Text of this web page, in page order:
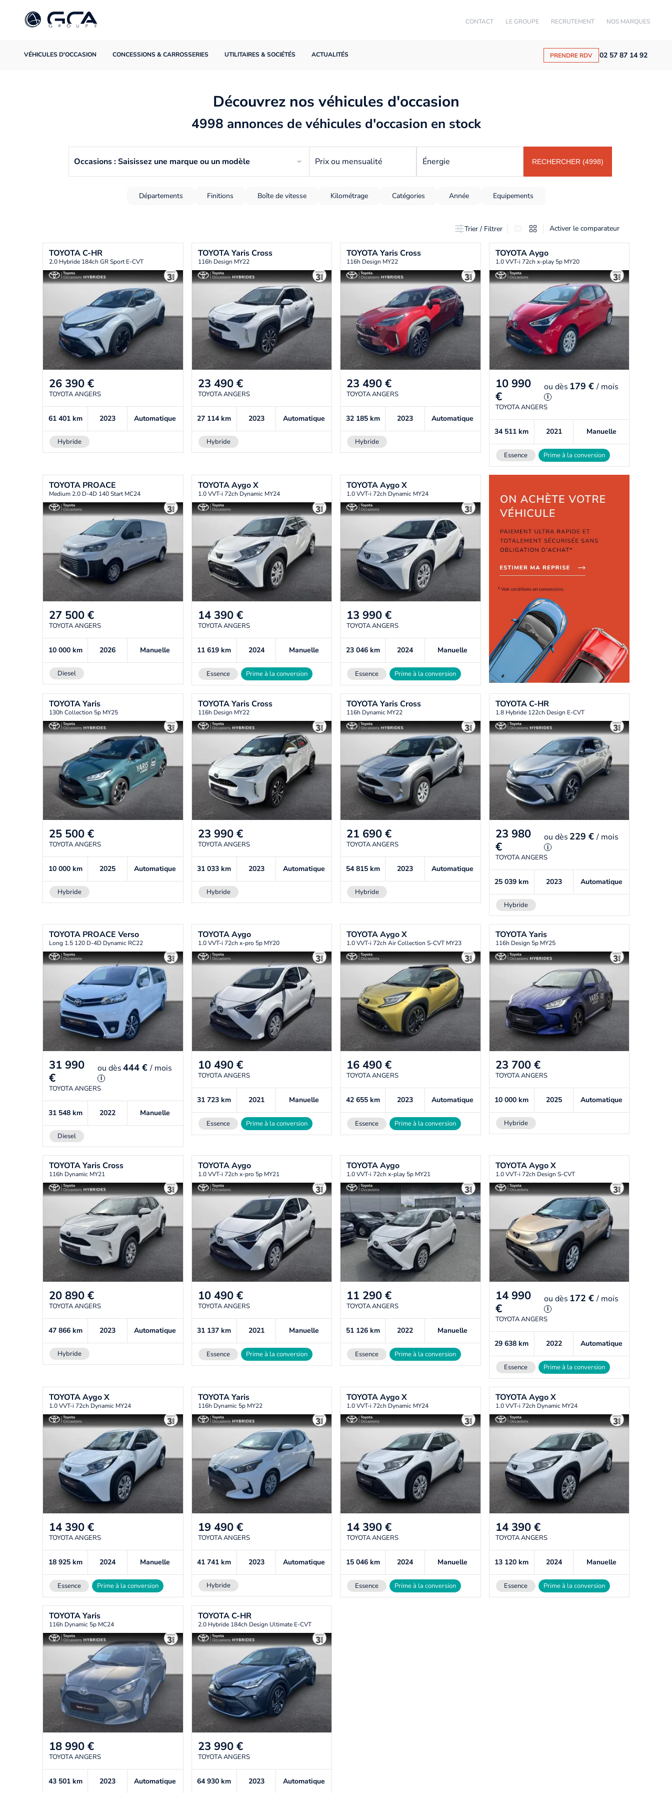
CONTACT LE GROUPE RECRUTEMENT NOS MARQUES
VÉHICULES D'OCCASION CONCESSIONS & CARROSSERIES UTILITAIRES & SOCIÉTÉS ACTUALITÉS PRENDRE RDV 02 57 87 14 92
Découvrez nos véhicules d'occasion
4998 annonces de véhicules d'occasion en stock
Occasions : Saisissez une marque ou un modèle Prix ou mensualité Énergie RECHERCHER (4998)
Départements Finitions Boîte de vitesse Kilométrage Catégories Année Equipements
Trier / Filtrer Activer le comparateur
TOYOTAC-HR
2.0 Hybride 184ch GR Sport E-CVT
26 390 €
TOYOTA ANGERS
61 401 km 2023 Automatique
Hybride
TOYOTAYaris Cross
116h Design MY22
23 490 €
TOYOTA ANGERS
27 114km 2023 Automatique
Hybride
TOYOTAYaris Cross
116h Design MY22
23 490 €
TOYOTA ANGERS
32 185 km 2023 Automatique
Hybride
TOYOTAAygo
1.0 VVT-i 72ch x-play 5p MY20
10 990
€
ou dès 179 € / mois
i
TOYOTA ANGERS
34 511km 2021 Manuelle
Essence Prime à la conversion
TOYOTA PROACE
Medium 2.0 D-4D 140 Start MC24
27 500 €
TOYOTA ANGERS
10 000 km 2026 Manuelle
Diesel
TOYOTAAygo X
1.0 VVT-i 72ch Dynamic MY24
14 390 €
TOYOTA ANGERS
11 619km 2024 Manuelle
Essence Prime à la conversion
TOYOTAAygo X
1.0 VVT-i 72ch Dynamic MY24
13 990 €
TOYOTA ANGERS
23 046 km 2024 Manuelle
Essence Prime à la conversion
TOYOTAYaris
130h Collection 5p MY25
25 500 €
TOYOTA ANGERS
10 000 km 2025 Automatique
Hybride
TOYOTAYaris Cross
116h Design MY22
23 990 €
TOYOTA ANGERS
31 033km 2023 Automatique
Hybride
TOYOTAYaris Cross
116h Dynamic MY22
21 690 €
TOYOTA ANGERS
54 815 km 2023 Automatique
Hybride
TOYOTAC-HR
1.8 Hybride 122ch Design E-CVT
23 980
€
ou dès 229 €/ mois
i
TOYOTA ANGERS
25 039km 2023 Automatique
Hybride
TOYOTA PROACE Verso
Long 1.5 120 D-4D Dynamic RC22
31 990
€
oudès444 €/ mois
i
TOYOTA ANGERS
31 548 km 2022 Manuelle
Diesel
TOYOTAAygo
1.0 VVT-i 72ch x-pro 5p MY20
10 490 €
TOYOTA ANGERS
31 723km 2021 Manuelle
Essence Prime à la conversion
TOYOTAAygo X
1.0 VVT-i 72ch Air Collection S-CVT MY23
16 490 €
TOYOTA ANGERS
42 655 km 2023 Automatique
Essence Prime à la conversion
TOYOTAYaris
116h Design 5p MY25
23 700 €
TOYOTA ANGERS
10 000km 2025 Automatique
Hybride
TOYOTAYaris Cross
116h Dynamic MY21
20 890 €
TOYOTA ANGERS
47 866 km 2023 Automatique
Hybride
TOYOTAAygo
1.0 VVT-i 72ch x-pro 5p MY21
10 490 €
TOYOTA ANGERS
31 137km 2021 Manuelle
Essence Prime à la conversion
TOYOTAAygo
1.0 VVT-i 72ch x-play 5p MY21
11 290 €
TOYOTA ANGERS
51 126 km 2022 Manuelle
Essence Prime à la conversion
TOYOTAAygo X
1.0 VVT-i 72ch Design S-CVT
14 990
€
ou dès 172 €/ mois
i
TOYOTA ANGERS
29 638km 2022 Automatique
Essence Prime à la conversion
TOYOTAAygo X
1.0 VVT-i 72ch Dynamic MY24
14 390 €
TOYOTA ANGERS
18 925 km 2024 Manuelle
Essence Prime à la conversion
TOYOTAYaris
116h Dynamic 5p MY22
19 490 €
TOYOTA ANGERS
41 741km 2023 Automatique
Hybride
TOYOTAAygo X
1.0 VVT-i 72ch Dynamic MY24
14 390 €
TOYOTA ANGERS
15 046 km 2024 Manuelle
Essence Prime à la conversion
TOYOTAAygo X
1.0 VVT-i 72ch Dynamic MY24
14 390 €
TOYOTA ANGERS
13 120km 2024 Manuelle
Essence Prime à la conversion
TOYOTAYaris
116h Dynamic 5p MC24
18 990 €
TOYOTA ANGERS
43 501 km 2023 Automatique
TOYOTAC-HR
2.0 Hybride 184ch Design Ultimate E-CVT
23 990 €
TOYOTA ANGERS
64 930km 2023 Automatique